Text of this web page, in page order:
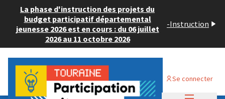
La phase d'instruction des projets du
budget participatif départemental
jeunesse 2026 est en cours : du 06 juillet
2026 au 11 octobre 2026
-Instruction
Se connecter